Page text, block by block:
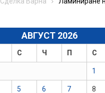
АВГУСТ 2026
С Ч П С
1
5 6 7 8